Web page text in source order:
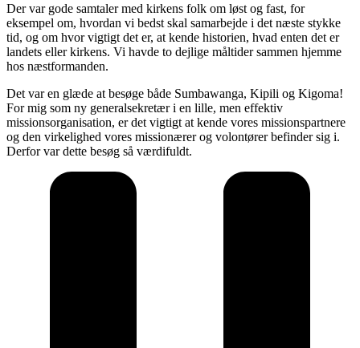
Der var gode samtaler med kirkens folk om løst og fast, for
eksempel om, hvordan vi bedst skal samarbejde i det næste stykke
tid, og om hvor vigtigt det er, at kende historien, hvad enten det er
landets eller kirkens. Vi havde to dejlige måltider sammen hjemme
hos næstformanden.
Det var en glæde at besøge både Sumbawanga, Kipili og Kigoma!
For mig som ny generalsekretær i en lille, men effektiv
missionsorganisation, er det vigtigt at kende vores missionspartnere
og den virkelighed vores missionærer og volontører befinder sig i.
Derfor var dette besøg så værdifuldt.